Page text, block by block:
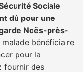
Sociale
dû pour une
Noës-près-
bénéficiaire
pour la
fournir des